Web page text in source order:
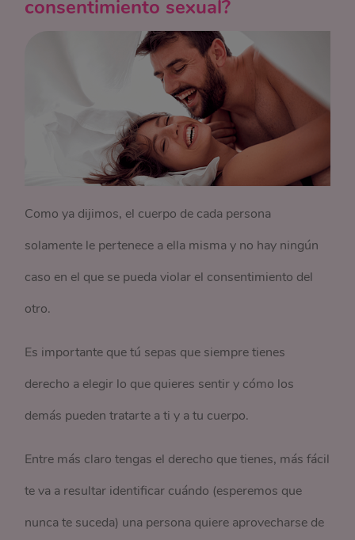
consentimiento sexual?
Como ya dijimos, el cuerpo de cada persona
solamente le pertenece a ella misma y no hay ningún
caso en el que se pueda violar el consentimiento del
otro.
Es importante que tú sepas que siempre tienes
derecho a elegir lo que quieres sentir y cómo los
demás pueden tratarte a ti y a tu cuerpo.
Entre más claro tengas el derecho que tienes, más fácil
te va a resultar identificar cuándo (esperemos que
nunca te suceda) una persona quiere aprovecharse de